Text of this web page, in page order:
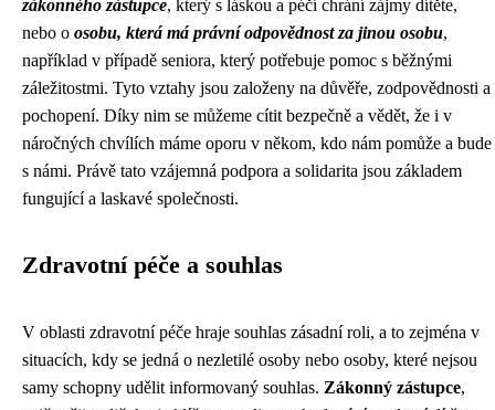
zákonného zástupce, který s láskou a péčí chrání zájmy dítěte,
nebo o osobu, která má právní odpovědnost za jinou osobu,
například v případě seniora, který potřebuje pomoc s běžnými
záležitostmi. Tyto vztahy jsou založeny na důvěře, zodpovědnosti a
pochopení. Díky nim se můžeme cítit bezpečně a vědět, že i v
náročných chvílích máme oporu v někom, kdo nám pomůže a bude
s námi. Právě tato vzájemná podpora a solidarita jsou základem
fungující a laskavé společnosti.
Zdravotní péče a souhlas
V oblasti zdravotní péče hraje souhlas zásadní roli, a to zejména v
situacích, kdy se jedná o nezletilé osoby nebo osoby, které nejsou
samy schopny udělit informovaný souhlas. Zákonný zástupce,